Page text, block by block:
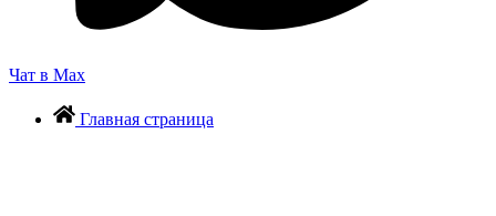
Чат в Max
Главная страница